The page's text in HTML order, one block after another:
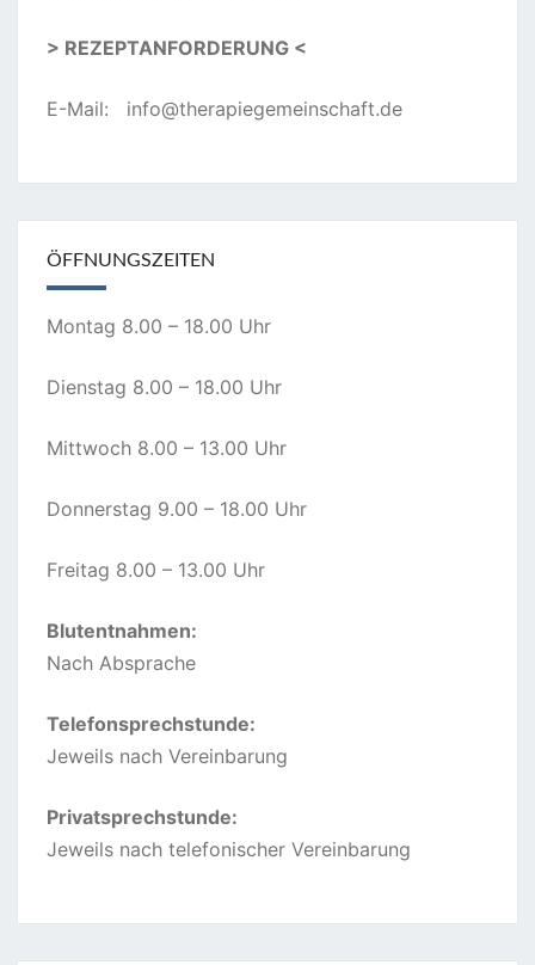
> REZEPTANFORDERUNG <
E-Mail: info@therapiegemeinschaft.de
ÖFFNUNGSZEITEN
Montag 8.00 – 18.00 Uhr
Dienstag 8.00 – 18.00 Uhr
Mittwoch 8.00 – 13.00 Uhr
Donnerstag 9.00 – 18.00 Uhr
Freitag 8.00 – 13.00 Uhr
Blutentnahmen:
Nach Absprache
Telefonsprechstunde:
Jeweils nach Vereinbarung
Privatsprechstunde:
Jeweils nach telefonischer Vereinbarung